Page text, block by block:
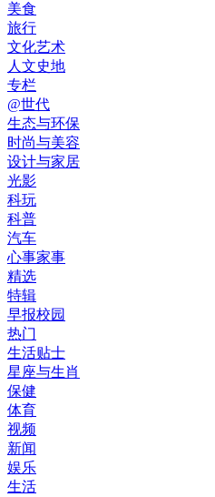
美食
旅行
文化艺术
人文史地
专栏
@世代
生态与环保
时尚与美容
设计与家居
光影
科玩
科普
汽车
心事家事
精选
特辑
早报校园
热门
生活贴士
星座与生肖
保健
体育
视频
新闻
娱乐
生活